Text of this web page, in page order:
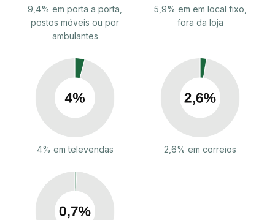
9,4% em porta a porta,
postos móveis ou por
ambulantes
5,9% em em local fixo,
fora da loja
4% em televendas 2,6% em correios